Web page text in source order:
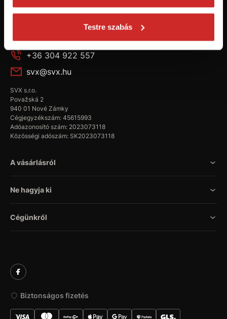
Testre szabás
+36 304 922 557
svx@svx.hu
SVX s.r.o.
Považská 2
940 01 Nové Zámky
Cégjegyzékszám: 45615993
Adóazonosító szám: 2023073118
Közösségi adószám: SK2023073118
A vásárlásról
Ne hagyja ki
Cégünkről
Biztonságos fizetés